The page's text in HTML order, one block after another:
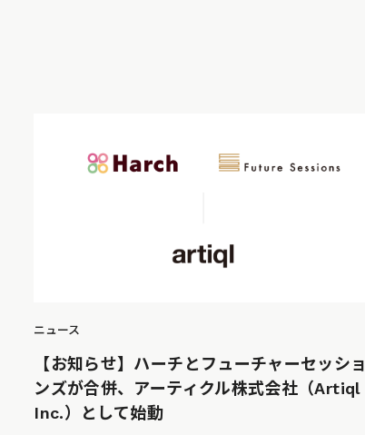
ニュース
【お知らせ】ハーチとフューチャーセッショ
ンズが合併、アーティクル株式会社（Artiql
Inc.）として始動